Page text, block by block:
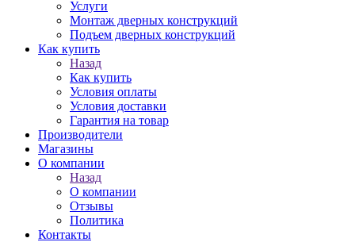
Услуги
Монтаж дверных конструкций
Подъем дверных конструкций
Как купить
Назад
Как купить
Условия оплаты
Условия доставки
Гарантия на товар
Производители
Магазины
О компании
Назад
О компании
Отзывы
Политика
Контакты